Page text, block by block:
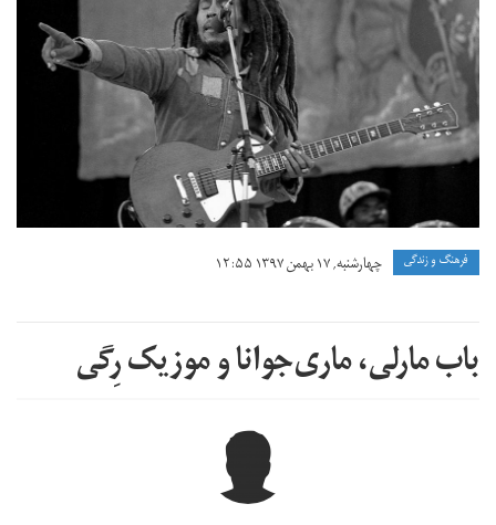
فرهنگ و زندگی چهارشنبه, ۱۷ بهمن ۱۳۹۷ ۱۲:۵۵
باب مارلی، ماری‌جوانا و موزیک رِگی